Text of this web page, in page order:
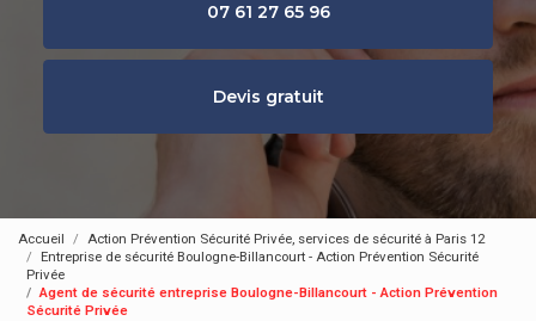
07 61 27 65 96
Devis gratuit
Accueil
Action Prévention Sécurité Privée, services de sécurité à Paris 12
Entreprise de sécurité Boulogne-Billancourt - Action Prévention Sécurité
Privée
Agent de sécurité entreprise Boulogne-Billancourt - Action Prévention
Sécurité Privée